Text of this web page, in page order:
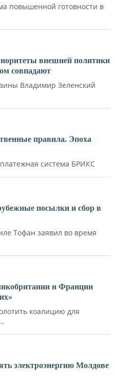
повышенной готовности в
внешней политики
совпадают
Владимир Зеленский
правила. Эпоха
система БРИКС
посылки и сбор в
Тофан заявил во время
и Франции
коалицию для
электроэнергию Молдове